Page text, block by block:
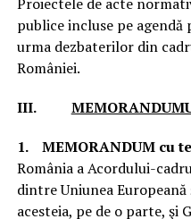
publice incluse pe
urma dezbaterilor din
României.
III.
1. MEMORANDUM cu
România a Acordului-
dintre Uniunea
acesteia, pe de o parte, şi